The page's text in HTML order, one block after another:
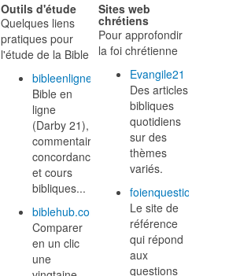
Outils d'étude
Quelques liens
pratiques pour
l'étude de la Bible
bibleenligne.com
Bible en
ligne
(Darby 21),
commentaires,
concordance,
et cours
bibliques...
biblehub.com
Comparer
en un clic
une
Sites web
chrétiens
Pour approfondir
la foi chrétienne
Evangile21
Des articles
bibliques
quotidiens
sur des
thèmes
variés.
foienquestions.eu
Le site de
référence
qui répond
aux
questions